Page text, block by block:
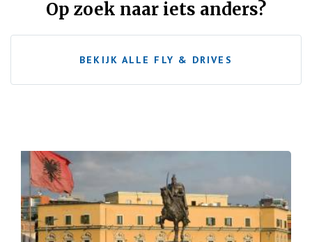
Op zoek naar iets anders?
BEKIJK ALLE FLY & DRIVES